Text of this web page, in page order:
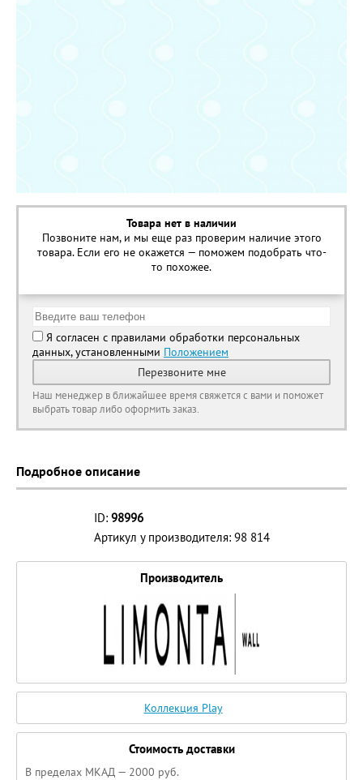
Товара нет в наличии
Позвоните нам, и мы еще раз проверим наличие этого
товара. Если его не окажется — поможем подобрать что-
то похожее.
Я согласен с правилами обработки персональных
данных, установленными Положением
Перезвоните мне
Наш менеджер в ближайшее время свяжется с вами и поможет
выбрать товар либо оформить заказ.
Подробное описание
ID: 98996
Артикул у производителя: 98 814
Производитель
Коллекция Play
Стоимость доставки
В пределах МКАД — 2000 руб.